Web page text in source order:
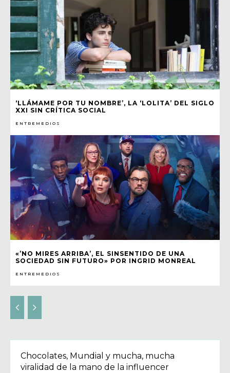
‘LLÁMAME POR TU NOMBRE’, LA ‘LOLITA’ DEL SIGLO
XXI SIN CRÍTICA SOCIAL
ENTREMEDIOS
«’NO MIRES ARRIBA’, EL SINSENTIDO DE UNA
SOCIEDAD SIN FUTURO» POR INGRID MONREAL
ENTREMEDIOS
Chocolates, Mundial y mucha, mucha
viralidad de la mano de la influencer